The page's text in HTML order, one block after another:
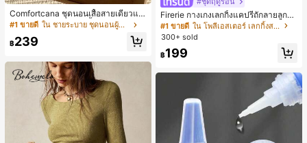
Comfortcana ชุดนอนเสื้อสายเดี่ยวแต่
งระบายและกางเกงขาสั้นสำหรับผู้หญิง
#1 ขายดี ใน ชายระบาย ชุดนอนผู้หญิง
฿239
Firerie กางเกงเลกกิ้งแคปรีถักลายลูกไม้
สีดำหรูหราสำหรับผู้หญิง อเนกประสงค์
สำหรับกีฬา แฟชั่น ชายหาด เทศกาลด
#1 ขายดี
ใน โพลีเอสเตอร์ เลกกิ้งสตรี
300+ sold
฿199